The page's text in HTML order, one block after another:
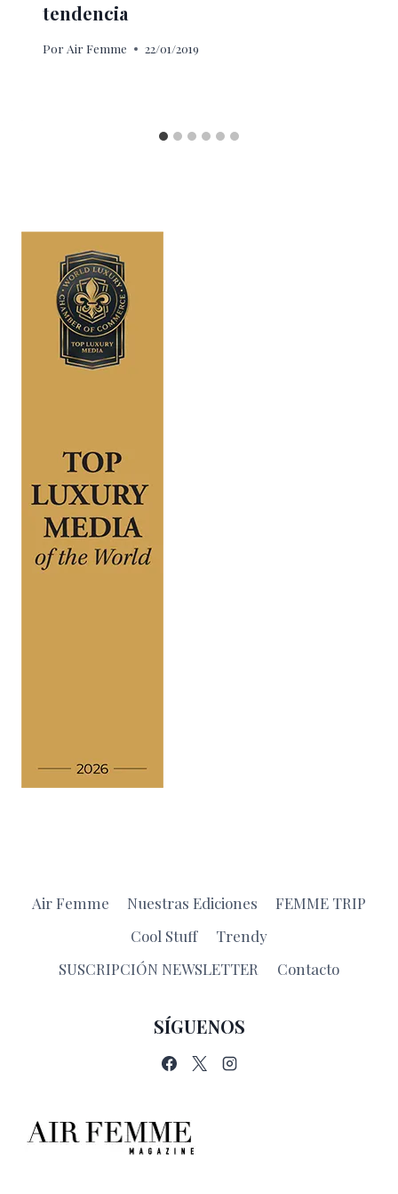
tendencia
Por Air Femme 22/01/2019
Air Femme Nuestras Ediciones
FEMME TRIP
Cool Stuff
Trendy
SUSCRIPCIÓN NEWSLETTER
Contacto
SÍGUENOS